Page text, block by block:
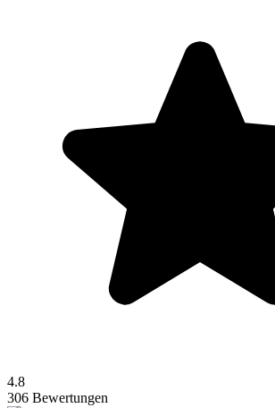
4.8
306 Bewertungen